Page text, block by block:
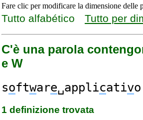
Fare clic per modificare la dimensione delle
Tutto alfabético Tutto per
C'è una parola
e W
software␣applicativo
1 definizione trovata